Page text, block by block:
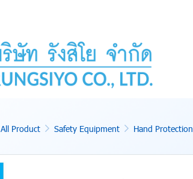
All Product Safety Equipment Hand Protection